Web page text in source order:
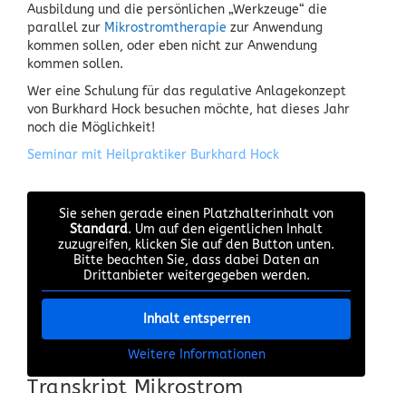
Ausbildung und die persönlichen „Werkzeuge“ die
parallel zur Mikrostromtherapie zur Anwendung
kommen sollen, oder eben nicht zur Anwendung
kommen sollen.
Wer eine Schulung für das regulative Anlagekonzept
von Burkhard Hock besuchen möchte, hat dieses Jahr
noch die Möglichkeit!
Seminar mit Heilpraktiker Burkhard Hock
Sie sehen gerade einen Platzhalterinhalt von
Standard. Um auf den eigentlichen Inhalt
zuzugreifen, klicken Sie auf den Button unten.
Bitte beachten Sie, dass dabei Daten an
Drittanbieter weitergegeben werden.
Inhalt entsperren
Weitere Informationen
Transkript Mikrostrom